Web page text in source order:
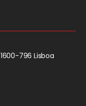
1600-796 Lisboa